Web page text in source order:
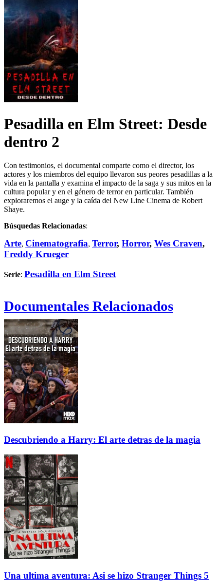
Pesadilla en Elm Street: Desde
dentro 2
Con testimonios, el documental comparte como el director, los
actores y los miembros del equipo llevaron sus peores pesadillas a la
vida en la pantalla y examina el impacto de la saga y sus mitos en la
cultura popular y en el género de terror en particular. También
exploraremos el auge y la caída del New Line Cinema de Robert
Shaye.
Búsquedas Relacionadas:
Arte, Cinematografia, Terror, Horror, Wes Craven,
Freddy Krueger
Serie: Pesadilla en Elm Street
Documentales Relacionados
Descubriendo a Harry: El arte detras de la magia
Una ultima aventura: Asi se hizo Stranger Things 5